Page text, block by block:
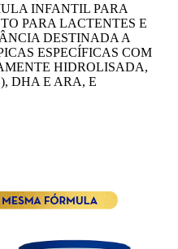
INFANTIL PARA
PARA LACTENTES E
DESTINADA A
ESPECÍFICAS COM
HIDROLISADA,
DHA E ARA, E